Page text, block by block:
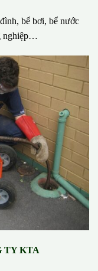
bể bơi, bể nước
nghiệp…
TY KTA